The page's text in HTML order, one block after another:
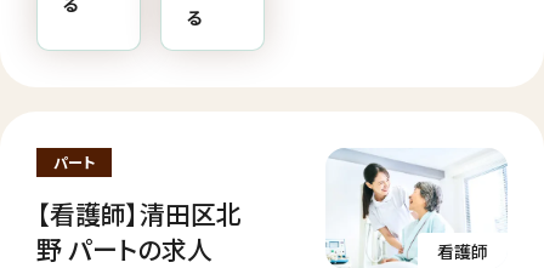
る
パート
【看護師】清田区北
野 パートの求人
看護師